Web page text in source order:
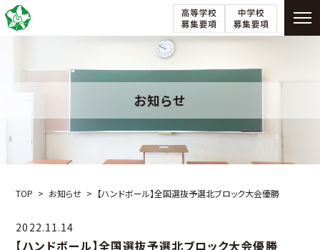
お知らせ
TOP お知らせ 【ハンドボール】全国選抜予選北ブロック大会優勝
2022.11.14
【ハンドボール】全国選抜予選北ブロック大会優勝